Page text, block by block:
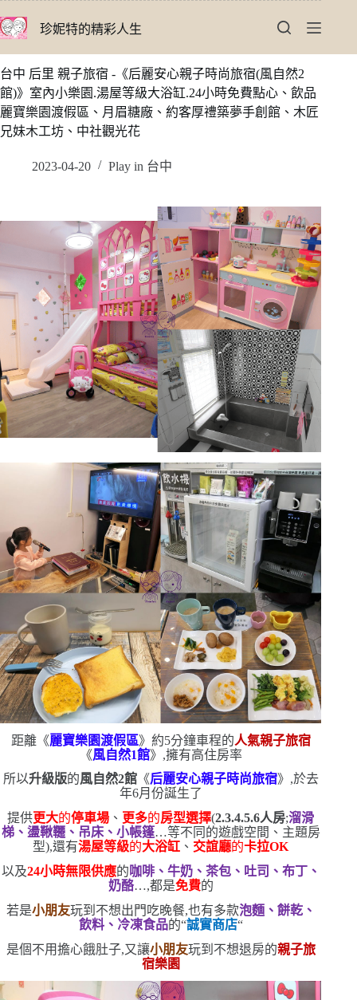
至
要
內
容
珍妮特的精彩人生
台中 后里 親子旅宿 -《后麗安心親子時尚旅宿(風自然2
館)》室內小樂園.湯屋等級大浴缸.24小時免費點心、飲品
麗寶樂園渡假區、月眉糖廠、約客厚禮築夢手創館、木匠
兄妹木工坊、中社觀光花
2023-04-20 Play in 台中
距離《麗寶樂園渡假區》約5分鐘車程的人氣親子旅宿
《風自然1館》,擁有高住房率
所以升級版的風自然2館《后麗安心親子時尚旅宿》,於去
年6月份誕生了
提供更大的停車場 、 更多的房型選擇(2.3.4.5.6人房;溜滑
梯、盪鞦韆、吊床、小帳篷…等不同的遊戲空間、主題房
型),還有湯屋等級的大浴缸 、 交誼廳的卡拉OK
以及24小時無限供應的咖啡、牛奶、茶包、吐司、布丁、
奶酪…,都是免費的
若是小朋友玩到不想出門吃晚餐,也有多款泡麵、餅乾、
飲料、冷凍食品的“誠實商店“
是個不用擔心餓肚子,又讓小朋友玩到不想退房的親子旅
宿樂園